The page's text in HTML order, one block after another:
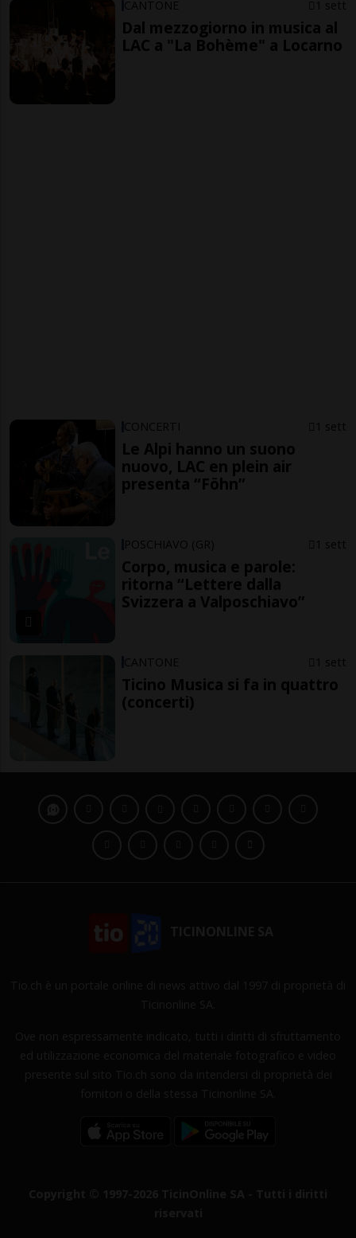
CANTONE 1 sett
Dal mezzogiorno in musica al
LAC a "La Bohème" a Locarno
CONCERTI 1 sett
Le Alpi hanno un suono
nuovo, LAC en plein air
presenta “Föhn”
POSCHIAVO (GR) 1 sett
Corpo, musica e parole:
ritorna “Lettere dalla
Svizzera a Valposchiavo”
CANTONE 1 sett
Ticino Musica si fa in quattro
(concerti)